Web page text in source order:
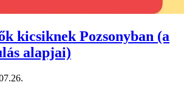
kicsiknek Pozsonyban (a
alapjai)